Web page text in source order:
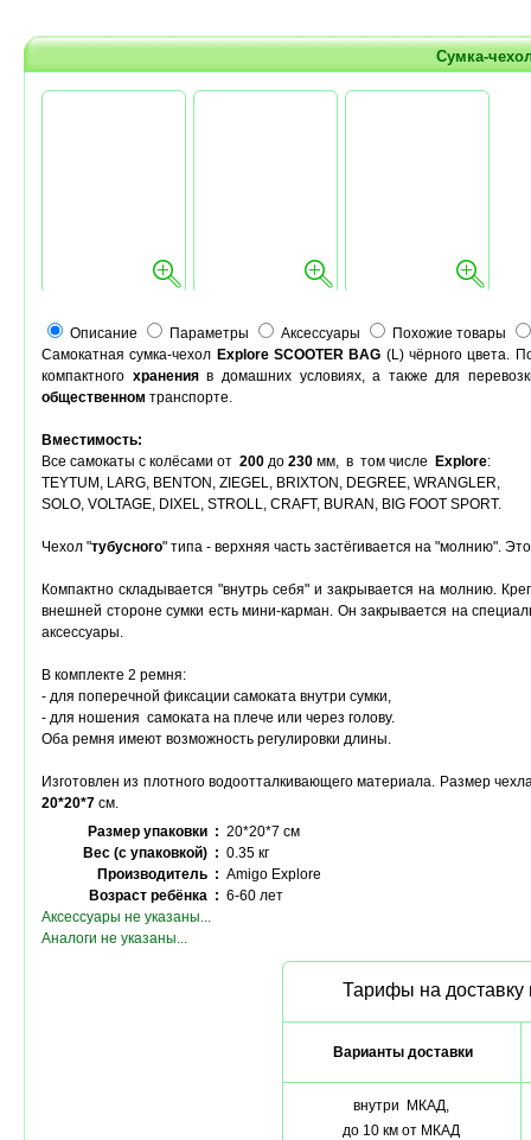
Сумка-
Описание Параметры Аксессуары
Похожие товары
Самокатная сумка-чехол Explore SCOOTER BAG (L) чёрного цвета.
компактного храненияв домашних условиях, а также для
общественном транспорте.
Вместимость:
Все самокаты с колёсами от 200 до 230 мм, в том числе Explore:
TEYTUM, LARG, BENTON, ZIEGEL, BRIXTON, DEGREE, WRANGLER,
SOLO, VOLTAGE, DIXEL, STROLL, CRAFT, BURAN, BIG FOOT SPORT.
Чехол "тубусного" типа - верхняя часть застёгивается на "молнию".
Компактно складывается "внутрь себя" и закрывается на молнию.
внешней стороне сумки есть мини-карман. Он закрывается на
аксессуары.
В комплекте 2 ремня:
- для поперечной фиксации самоката внутри сумки,
- для ношения самоката на плече или через голову.
Оба ремня имеют возможность регулировки длины.
Изготовлен из плотного водоотталкивающего материала. Размер
20*20*7 см.
Размер упаковки : 20*20*7 см
Вес (с упаковкой) : 0.35 кг
Производитель : Amigo Explore
Возраст ребёнка : 6-60 лет
Аксессуары не указаны...
Аналоги не указаны...
Тарифы на доставку
Варианты доставки
внутри МКАД,
до 10 км от МКАД